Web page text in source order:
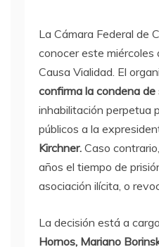
La Cámara Federal de
conocer este miércoles
Causa Vialidad. El
confirma la condena
inhabilitación perpetua
públicos a la
Kirchner. Caso
años el tiempo de
asociación ilícita, o
La decisión está a
Hornos, Mariano